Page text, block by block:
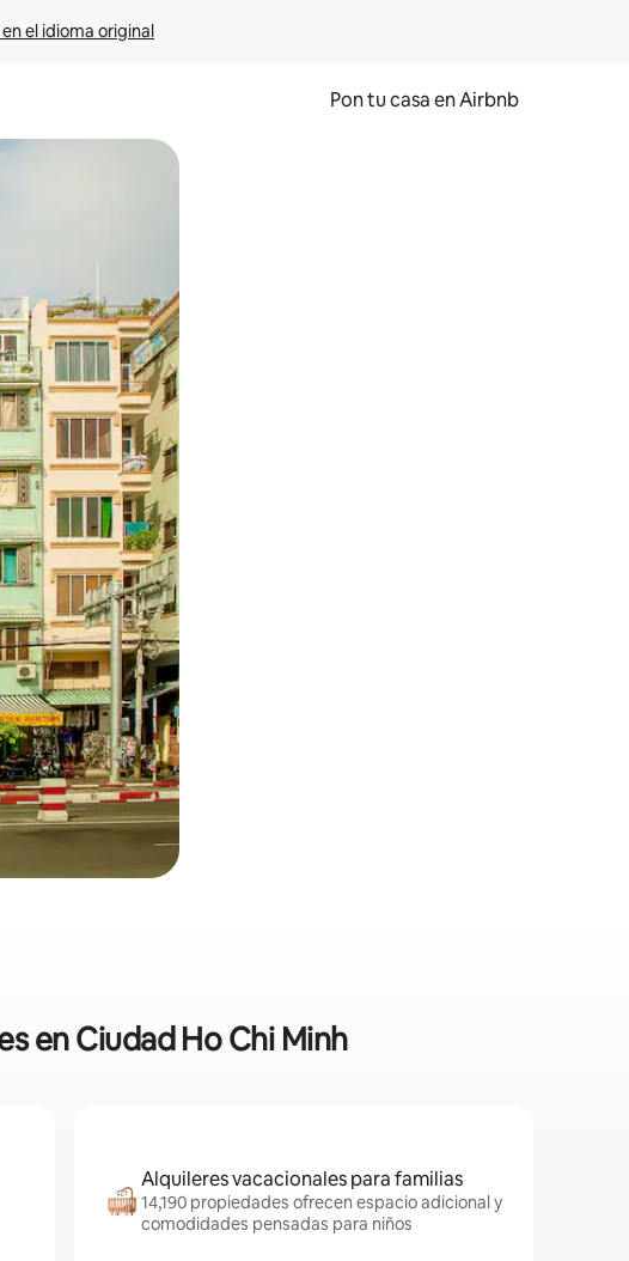
el idioma original
Pon tu casa en Airbnb
el tacto o desliza el dedo.
en Ciudad Ho Chi Minh
Alquileres vacacionales para familias
14,190 propiedades ofrecen espacio adicional y
comodidades pensadas para niños